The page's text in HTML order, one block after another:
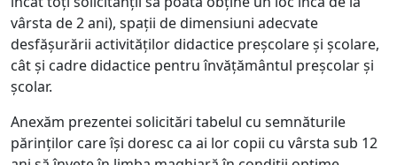
vârsta de 2 ani), spații de dimensiuni adecvate
desfășurării activităților didactice preșcolare și școlare,
cât și cadre didactice pentru învățământul preșcolar și
școlar.
Anexăm prezentei solicitări tabelul cu semnăturile
părinților care își doresc ca ai lor copii cu vârsta sub 12